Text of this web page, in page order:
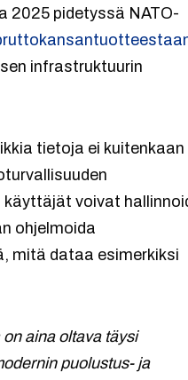
2025 pidetyssä NATO-
infrastruktuurin
tietoja ei kuitenkaan
voivat
ohjelmoida
mitä dataa esimerkiksi
aina oltava täysi
puolustus- ja